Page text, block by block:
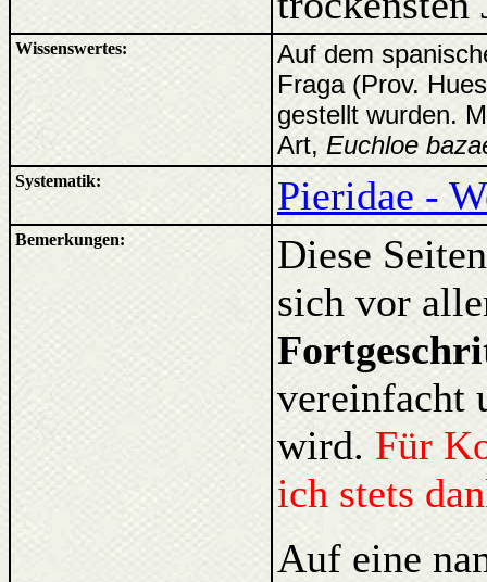
Wissenswertes:
Auf dem
Fraga (Prov.
gestellt wurden.
Art,Euchloe
Systematik: Pieridae -
Bemerkungen:
Diese
sich vor
vereinfacht
wird. Für
ich stets
Auf eine